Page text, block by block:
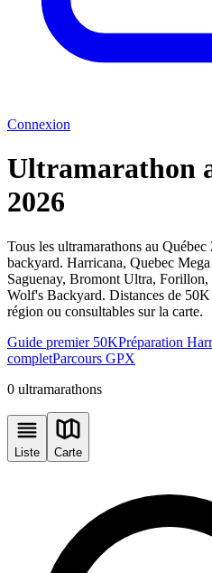
Connexion
Ultramarathon
2026
Tous les ultramarathons au
backyard. Harricana, Quebec
Saguenay, Bromont Ultra,
Wolf's Backyard. Distances de
région ou consultables sur la carte.
Guide premier 50KPréparation
completParcours GPX
0 ultramarathons
Liste Carte